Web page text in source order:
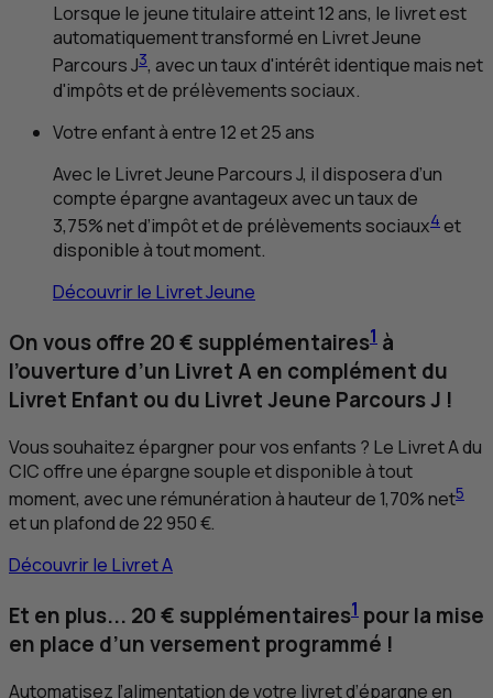
Lorsque le jeune titulaire atteint 12 ans, le livret est
automatiquement transformé en Livret Jeune
Parcours J3, avec un taux d'intérêt identique mais net
d'impôts et de prélèvements sociaux.
Votre enfant à entre 12 et 25 ans
Avec le Livret Jeune Parcours J, il disposera d’un
compte épargne avantageux avec un taux de
3,75% net d’impôt et de prélèvements sociaux4 et
disponible à tout moment.
Découvrir le Livret Jeune
On vous offre 20 € supplémentaires1 à
l’ouverture d’un Livret A en complément du
Livret Enfant ou du Livret Jeune Parcours J !
Vous souhaitez épargner pour vos enfants ? Le Livret A du
CICoffre une épargne souple et disponible à tout
moment, avec une rémunération à hauteur de 1,70% net5
et un plafond de 22 950 €.
Découvrir le Livret A
Et en plus... 20 € supplémentaires1 pour la mise
en place d’un versement programmé !
Automatisez l’alimentation de votre livret d’épargne en